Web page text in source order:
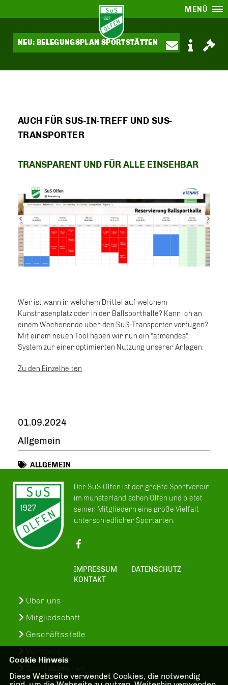
MENÜ
NEU: BELEGUNGSPLAN SPORTSTÄTTEN
AUCH FÜR SUS-IN-TREFF UND SUS-
TRANSPORTER
TRANSPARENT UND FÜR ALLE EINSEHBAR
Wer ist wann in welchem Drittel auf welchem
Kunstrasenplatz oder in der Ballsporthalle? Kann ich an
einem Wochenende über den SuS-Transporter verfügen?
Mit einem neuen Tool haben wir nun ein "atmendes"
System zur einer optimierten Nutzung unserer Anlagen.
Zu den Einzelheiten
01.09.2024
Allgemein
ALLGEMEIN
Der SuS Olfen ist der größte Sportverein
im münsterländischen Olfen und bietet
seinen Mitgliedern eine große Vielfalt
unterschiedlicher Sportarten.
IMPRESSUM
DATENSCHUTZ
KONTAKT
Über uns
Mitgliedschaft
Geschäftsstelle
Vorstand
Sportabzeichen
Cookie Hinweis
Diese Webseite verwendet Cookies, die notwendig